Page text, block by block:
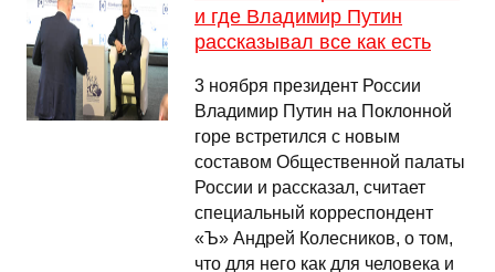
и где Владимир Путин
рассказывал все как есть
3 ноября президент России
Владимир Путин на Поклонной
горе встретился с новым
составом Общественной палаты
России и рассказал, считает
специальный корреспондент
«Ъ» Андрей Колесников, о том,
что для него как для человека и